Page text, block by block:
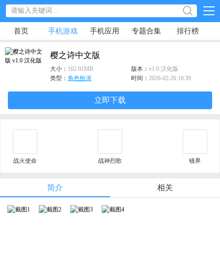
首页 手机游戏 手机应用 专题合集 排行榜
樱之诗中文版
大小： 162.01MB 版本： v1.0 汉化版
类型： 角色扮演 时间： 2026-02-26 10:39
立即下载
战火使命 战神烈歌 镜界
简介 相关